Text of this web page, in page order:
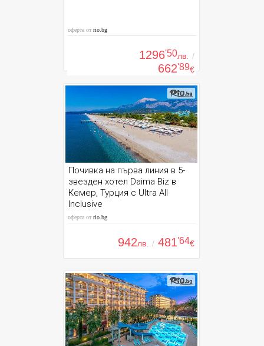
оферта отrio.bg
1296'50лв. /
662'89€
Почивка на първа линия в 5-
звезден хотел Daima Biz в
Кемер, Турция с Ultra All
Inclusive
оферта отrio.bg
942лв. / 481'64€